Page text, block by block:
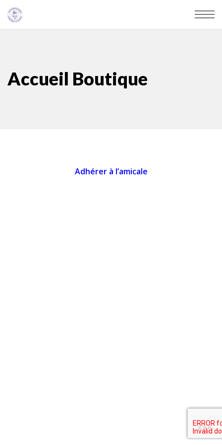
Accueil Boutique
Adhérer à l’amicale